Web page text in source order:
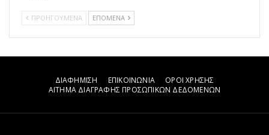
ΠΡΟΗΓΟΥΜΕΝΑ ΕΠΟΜΕΝΑ
ΔΙΑΦΗΜΙΣΗ ΕΠΙΚΟΙΝΩΝΙΑ
ΟΡΟΙ ΧΡΗΣΗΣ
ΑΙΤΗΜΑ ΔΙΑΓΡΑΦΗΣ ΠΡΟΣΩΠΙΚΩΝ ΔΕΔΟΜΕΝΩΝ